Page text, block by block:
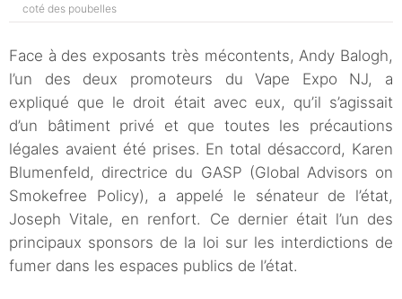
coté des poubelles
Face à des exposants très mécontents, Andy Balogh,
l’un des deux promoteurs du Vape Expo NJ, a
expliqué que le droit était avec eux, qu’il s’agissait
d’un bâtiment privé et que toutes les précautions
légales avaient été prises. En total désaccord, Karen
Blumenfeld, directrice du GASP (Global Advisors on
Smokefree Policy), a appelé le sénateur de l’état,
Joseph Vitale, en renfort. Ce dernier était l’un des
principaux sponsors de la loi sur les interdictions de
fumer dans les espaces publics de l’état.